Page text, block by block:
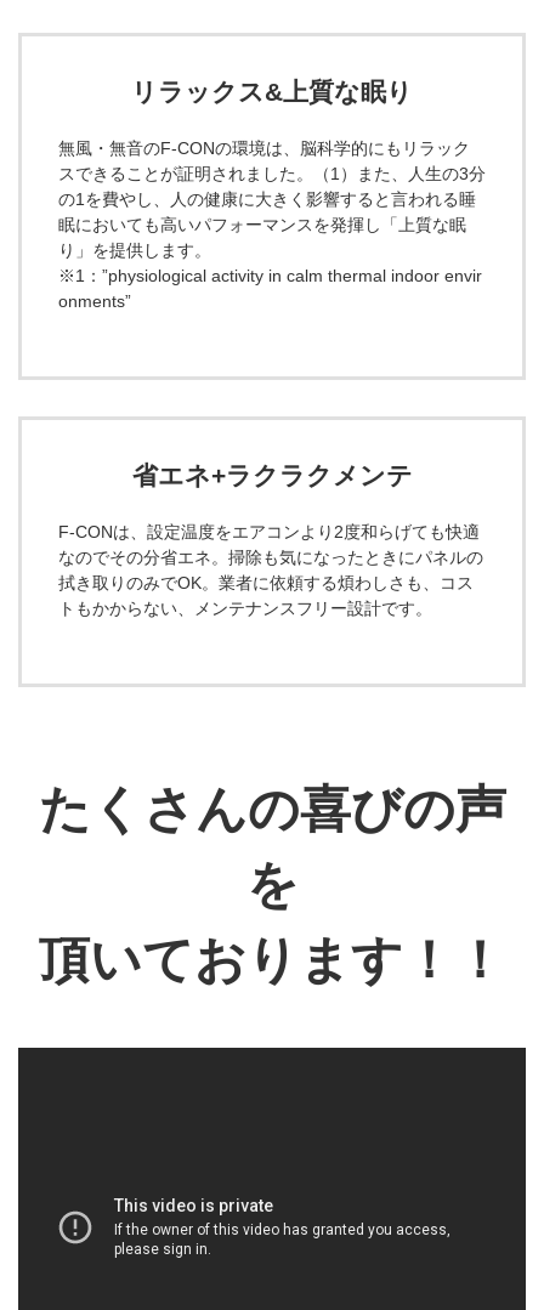
リラックス&上質な眠り
無風・無音のF-CONの環境は、脳科学的にもリラック
スできることが証明されました。（1）また、人生の3分
の1を費やし、人の健康に大きく影響すると言われる睡
眠においても高いパフォーマンスを発揮し「上質な眠
り」を提供します。
※1：”physiological activity in calm thermal indoor envir
onments”
省エネ+ラクラクメンテ
F-CONは、設定温度をエアコンより2度和らげても快適
なのでその分省エネ。掃除も気になったときにパネルの
拭き取りのみでOK。業者に依頼する煩わしさも、コス
トもかからない、メンテナンスフリー設計です。
たくさんの喜びの声
を
頂いております！！